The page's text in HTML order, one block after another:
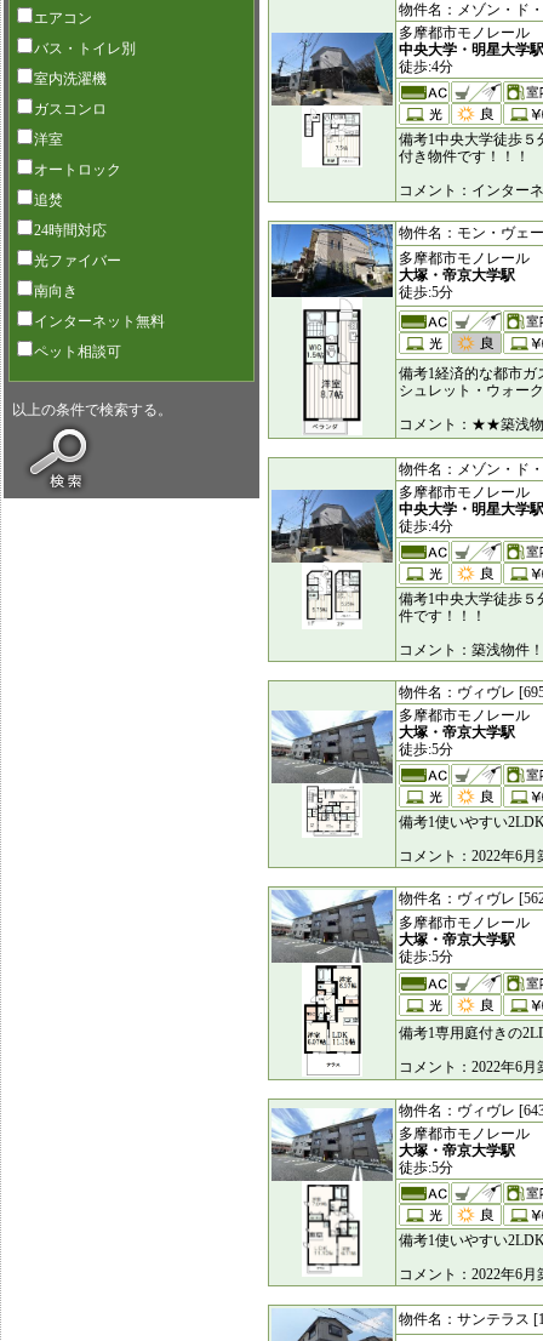
物件名：メゾン・ド
多摩都市モノレール
中央大学・明星大学駅
徒歩:4分
備考1中央大学徒歩
付き物件です！！！
コメント：インター
物件名：モン・ヴェ
多摩都市モノレール
大塚・帝京大学駅
徒歩:5分
備考1経済的な都市
シュレット・ウォー
コメント：★★築浅
物件名：メゾン・ド
多摩都市モノレール
中央大学・明星大学駅
徒歩:4分
備考1中央大学徒歩
件です！！！
コメント：築浅物件
物件名：ヴィヴレ
多摩都市モノレール
大塚・帝京大学駅
徒歩:5分
備考1使いやすい
コメント：2022年6
物件名：ヴィヴレ
多摩都市モノレール
大塚・帝京大学駅
徒歩:5分
備考1専用庭付きの
コメント：2022年6
物件名：ヴィヴレ
多摩都市モノレール
大塚・帝京大学駅
徒歩:5分
備考1使いやすい
コメント：2022年6
物件名：サンテラス
エアコン
バス・トイレ別
室内洗濯機
ガスコンロ
洋室
オートロック
追焚
24時間対応
光ファイバー
南向き
インターネット無料
ペット相談可
以上の条件で検索する。